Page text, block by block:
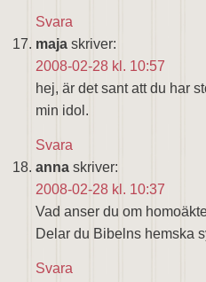
Svara
maja skriver:
2008-02-28 kl. 10:57
hej, är det sant att du har
min idol.
Svara
anna skriver:
2008-02-28 kl. 10:37
Vad anser du om
Delar du Bibelns hemska
Svara